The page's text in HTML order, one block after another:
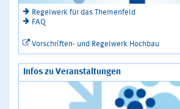
Regelwerk für das Themenfeld
FAQ
Vorschriften- und Regelwerk Hochbau
Infos zu Veranstaltungen